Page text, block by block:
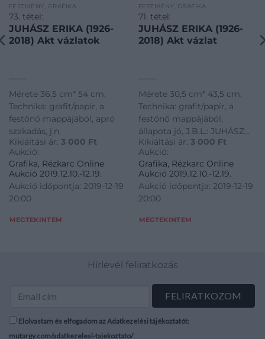
FESTMÉNY, GRAFIKA
73. tétel:
JUHÁSZ ERIKA (1926-
2018) Akt vázlatok
Mérete 36,5 cm* 54 cm,
Technika: grafit/papír, a
festőnő mappájából, apró
szakadás, j.n.
Kikiáltási ár: 3 000 Ft
Aukció:
Grafika, Rézkarc Online
Aukció 2019.12.10.-12.19.
Aukció időpontja: 2019-12-19
20:00
MEGTEKINTEM
FESTMÉNY, GRAFIKA
71. tétel:
JUHÁSZ ERIKA (1926-
2018) Akt vázlat
Mérete 30,5 cm* 43,5 cm,
Technika: grafit/papír, a
festőnő mappájából,
állapota jó, J.B.L.: JUHÁSZ
ERIKA 1967
Kikiáltási ár: 3 000 Ft
Aukció:
Grafika, Rézkarc Online
Aukció 2019.12.10.-12.19.
Aukció időpontja: 2019-12-19
20:00
MEGTEKINTEM
Hírlevél feliratkozás
Elolvastam és elfogadom az Adatkezelési tájékoztatót:
mutargy.com/adatkezelesi-tajekoztato/